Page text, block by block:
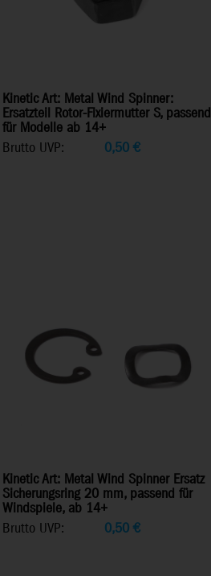
Kinetic Art: Metal Wind Spinner:
Ersatzteil Rotor-Fixiermutter S, passend
für Modelle ab 14+
Brutto UVP:
0,50€
Kinetic Art: Metal Wind Spinner Ersatz
Sicherungsring 20 mm, passend für
Windspiele, ab 14+
Brutto UVP:
0,50€